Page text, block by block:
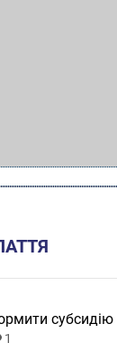
субсидію
1